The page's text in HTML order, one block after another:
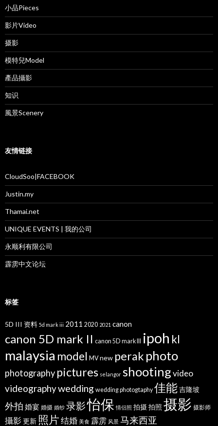
小品Pieces
影片Video
摄影
模特兒Model
產品攝影
知识
風景Scenery
友情链接
CloudSoo|FACEBOOK
Justin.my
Thamai.net
UNIQUE EVENTS | 我的公司
永顺利有限公司
霹雳中文论坛
标签
5D III 资料 5d mark iii 2011 2020 2021 canon
canon 5D mark II canon 5D mark III ipoh kl
malaysia model MV new perak photo
photography pictures selangor shootingvideo
videographywedding wedding photogtaphy 佳能吉隆坡
外拍 婚宴 婚摄 婚纱 录影怡保 情侣照 拍摄拍照 摄影 摄影师
攝影 更新 照片结婚 美食 霹雳 风景 马来西亚